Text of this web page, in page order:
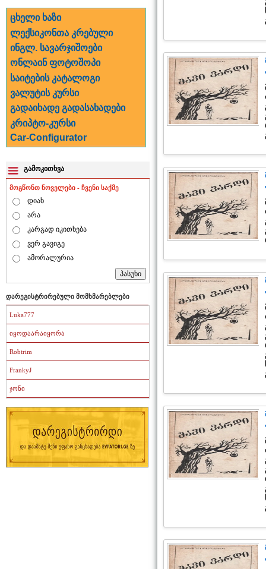
ცხელი ხაზი
ლექსიკონთა კრებული
ინგლ. სავარჯიშოები
ონლაინ ფოტოშოპი
საიტების კატალოგი
ვალუტის კურსი
გადაიხადე გადასახადები
კრიპტო-კურსი
Car-Configurator
გამოკითხვა
მოგწონთ ნოველები - ჩვენი საქმე
დიახ
არა
კარგად იკითხება
ვერ გავიგე
ამორალურია
დარეგისტრირებული მომხმარებლები
Luka777
იყოდაარაიყორა
Robtrim
FrankyJ
ჯონი